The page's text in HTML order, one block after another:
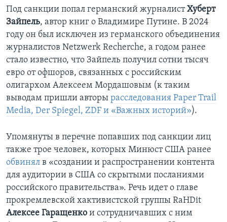
Под санкции попал германский журналистХуберт
Зайпель, автор книг о Владимире Путине. В 2024
году он был исключен из германского объединения
журналистов Netzwerk Recherche, а годом ранее
стало известно, что Зайпель получил сотни тысяч
евро от офшоров, связанных с российским
олигархом Алексеем Мордашовым (к таким
выводам пришли авторы расследования Paper Trail
Media, Der Spiegel, ZDF и «Важных историй»).
Упомянуты в перечне попавших под санкции лиц
также трое человек, которых Минюст США ранее
обвинял в «создании и распространении контента
для аудитории в США со скрытыми посланиями
российского правительства». Речь идет о главе
прокремлевской хактивистской группы RaHDit
Алексее Гаращенко и сотрудничавших с ним